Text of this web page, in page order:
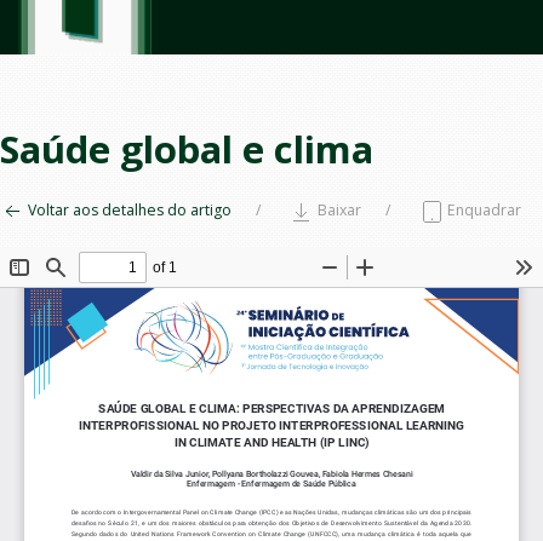
Saúde global e clima
Voltar aos detalhes do artigo Baixar Enquadrar